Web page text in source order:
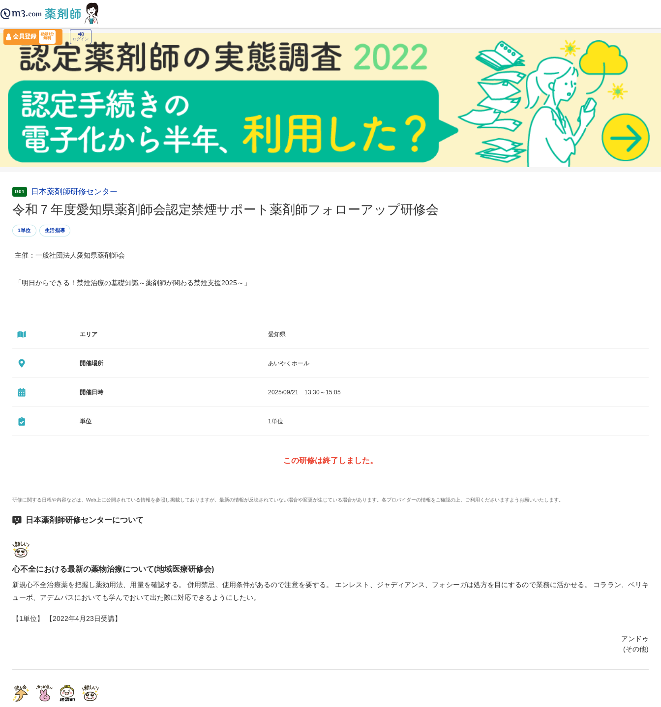
会員登録
登録1分
無料
ログイン
› 令和７年度愛知県薬剤師会認定禁煙サポート薬剤師フォローアップ研修会
G01 日本薬剤師研修センター
令和７年度愛知県薬剤師会認定禁煙サポート薬剤師フォローアップ研修会
1単位 生活指導
主催：一般社団法人愛知県薬剤師会
「明日からできる！禁煙治療の基礎知識～薬剤師が関わる禁煙支援2025～」
エリア 愛知県
開催場所 あいやくホール
開催日時 2025/09/21 13:30～15:05
単位 1単位
この研修は終了しました。
研修に関する日程や内容などは、Web上に公開されている情報を参照し掲載しておりますが、最新の情報が反映されていない場合や変更が生じている場合があります。各プロバイダーの情報をご確認の上、ご利用くださいますようお願いいたします。
日本薬剤師研修センターについて
心不全における最新の薬物治療について(地域医療研修会)
新規心不全治療薬を把握し薬効用法、用量を確認する。 併用禁忌、使用条件があるので注意を要する。 エンレスト、ジャディアンス、フォシーガは処方を目にするので業務に活かせる。 コララン、ベリキ
ューボ、アデムパスにおいても学んでおいて出た際に対応できるようにしたい。
【1単位】 【2022年4月23日受講】
アンドゥ
(その他)